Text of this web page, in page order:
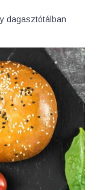
dagasztótálban